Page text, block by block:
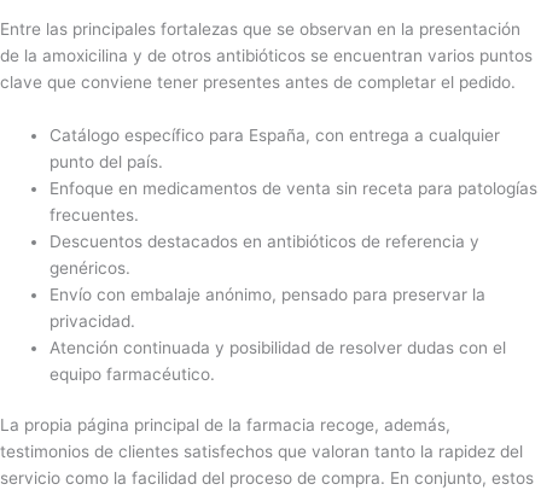
Entre las principales fortalezas que se observan en la presentación
de la amoxicilina y de otros antibióticos se encuentran varios puntos
clave que conviene tener presentes antes de completar el pedido.
Catálogo específico para España, con entrega a cualquier
punto del país.
Enfoque en medicamentos de venta sin receta para patologías
frecuentes.
Descuentos destacados en antibióticos de referencia y
genéricos.
Envío con embalaje anónimo, pensado para preservar la
privacidad.
Atención continuada y posibilidad de resolver dudas con el
equipo farmacéutico.
La propia página principal de la farmacia recoge, además,
testimonios de clientes satisfechos que valoran tanto la rapidez del
servicio como la facilidad del proceso de compra. En conjunto, estos